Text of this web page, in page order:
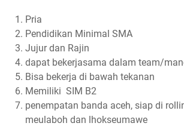
Pria
Pendidikan Minimal SMA
Jujur dan Rajin
dapat bekerjasama dalam team/
Bisa bekerja di bawah tekanan
Memiliki SIM B2
penempatan banda aceh, siap di
meulaboh dan lhokseumawe